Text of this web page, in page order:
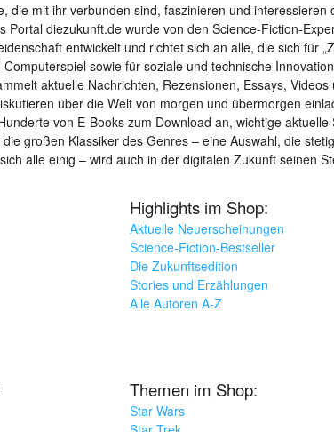
die mit ihr verbunden sind, faszinieren und interessieren
Portal diezukunft.de wurde von den Science-Fiction-
entwickelt und richtet sich an alle, die sich für
sowie für soziale und technische
aktuelle Nachrichten, Rezensionen, Essays, Videos
über die Welt von morgen und übermorgen
von E-Books zum Download an, wichtige aktuelle
großen Klassiker des Genres – eine Auswahl, die
alle einig – wird auch in der digitalen Zukunft seinen
Highlights im Shop:
Aktuelle Neuerscheinungen
Science-Fiction-Bestseller
Die Zukunftsedition
Stories und Erzählungen
Alle Autoren A-Z
Themen im Shop:
Star Wars